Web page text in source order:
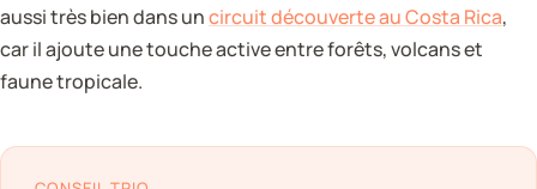
aussi très bien dans uncircuit découverte au Costa Rica,
car il ajoute une touche active entre forêts, volcans et
faune tropicale.